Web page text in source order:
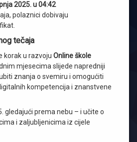
2025. u 04:42
polaznici dobivaju
tečaja
korak u razvoju Online škole
mjesecima slijede napredniji
znanja o svemiru i omogućiti
kompetencija i znanstvene
gledajući prema nebu – i učite o
i zaljubljenicima iz cijele